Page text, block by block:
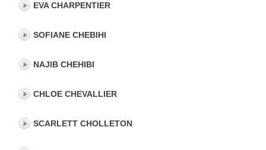
EVA CHARPENTIER
SOFIANE CHEBIHI
NAJIB CHEHIBI
CHLOE CHEVALLIER
SCARLETT CHOLLETON